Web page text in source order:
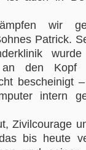
wir
Patrick.
an den Kopf
bescheinigt
intern
Zivilcourage
bis heute